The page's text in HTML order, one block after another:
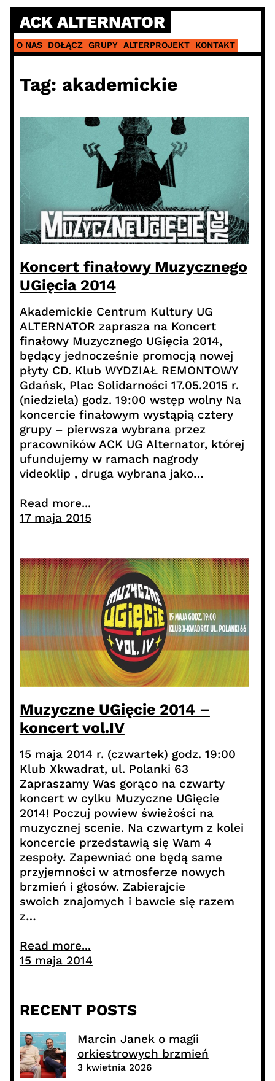
Skip
content
ACK ALTERNATOR
O NAS DOŁĄCZ GRUPY ALTERPROJEKT KONTAKT
Tag: akademickie
Koncert finałowy Muzycznego
UGięcia 2014
Akademickie Centrum Kultury UG
ALTERNATOR zaprasza na Koncert
finałowy Muzycznego UGięcia 2014,
będący jednocześnie promocją nowej
płyty CD. Klub WYDZIAŁ REMONTOWY
Gdańsk, Plac Solidarności 17.05.2015 r.
(niedziela) godz. 19:00 wstęp wolny Na
koncercie finałowym wystąpią cztery
grupy – pierwsza wybrana przez
pracowników ACK UG Alternator, której
ufundujemy w ramach nagrody
videoklip , druga wybrana jako…
Read more...
17 maja 2015
Muzyczne UGięcie 2014 –
koncert vol.IV
15 maja 2014 r. (czwartek) godz. 19:00
Klub Xkwadrat, ul. Polanki 63
Zapraszamy Was gorąco na czwarty
koncert w cylku Muzyczne UGięcie
2014! Poczuj powiew świeżości na
muzycznej scenie. Na czwartym z kolei
koncercie przedstawią się Wam 4
zespoły. Zapewniać one będą same
przyjemności w atmosferze nowych
brzmień i głosów. Zabierajcie
swoich znajomych i bawcie się razem
z…
Read more...
15 maja 2014
RECENT POSTS
Marcin Janek o magii
orkiestrowych brzmień
3 kwietnia 2026